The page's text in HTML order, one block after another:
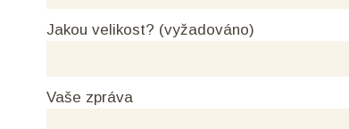
Jakou velikost? (vyžadováno)
Vaše zpráva